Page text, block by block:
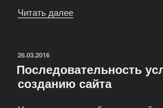
Читать далее
управления
Битрикс»
ОПУБЛИКОВАНО
26.03.2016
Последовательность
созданию сайта